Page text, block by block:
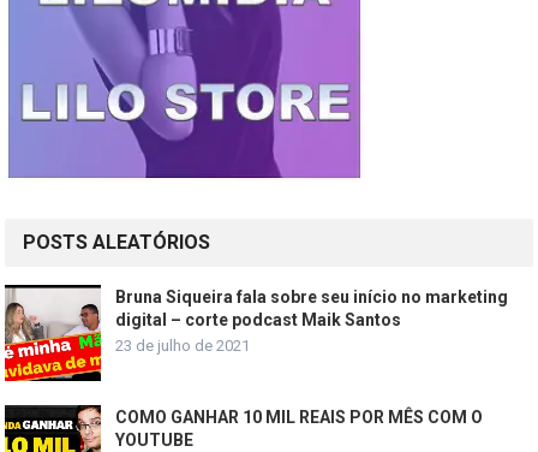
POSTS ALEATÓRIOS
Bruna Siqueira fala sobre seu início no marketing
digital – corte podcast Maik Santos
23 de julho de 2021
COMO GANHAR 10 MIL REAIS POR MÊS COM O
YOUTUBE